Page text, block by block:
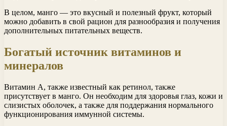
В целом, манго — это вкусный и полезный фрукт, который
можно добавить в свой рацион для разнообразия и получения
дополнительных питательных веществ.
Богатый источник витаминов и
минералов
Витамин A, также известный как ретинол, также
присутствует в манго. Он необходим для здоровья глаз, кожи и
слизистых оболочек, а также для поддержания нормального
функционирования иммунной системы.